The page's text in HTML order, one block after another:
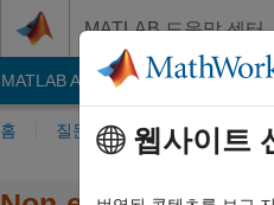
MATLAB 도움말 센터
MATLAB Answers File Exchange
홈 질문하기 답변하기
웹사이트